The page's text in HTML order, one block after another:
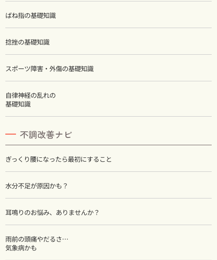
ばね指の基礎知識
捻挫の基礎知識
スポーツ障害・外傷の基礎知識
自律神経の乱れの
基礎知識
不調改善ナビ
ぎっくり腰になったら最初にすること
水分不足が原因かも？
耳鳴りのお悩み、ありませんか？
雨前の頭痛やだるさ…
気象病かも